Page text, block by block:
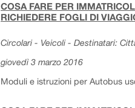
COSA FARE PER
RICHIEDERE FOGLI DI
Circolari - Veicoli - Destinatari:
giovedì 3 marzo 2016
Moduli e istruzioni per Autobus